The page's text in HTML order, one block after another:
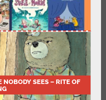
SEES – RITE OF